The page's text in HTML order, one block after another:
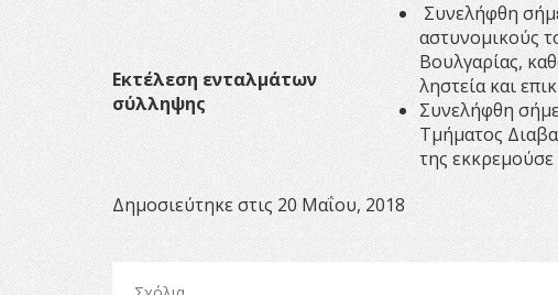
Εκτέλεση ενταλμάτων
σύλληψης
Συνελήφθη
αστυνομικούς
Βουλγαρίας,
ληστεία και
Συνελήφθη
Τμήματος
της εκκρεμούσε
Δημοσιεύτηκε στις 20 Μαΐου, 2018